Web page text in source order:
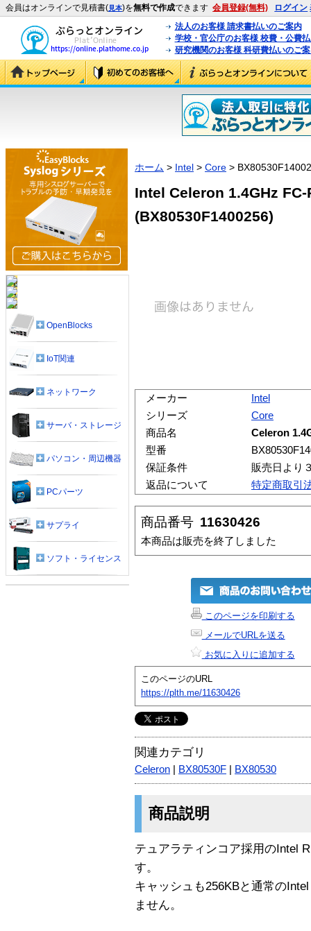
会員はオンラインで見積書(見本)を無料で作成できます 会員登録(無料) ログイン
法人のお客様 請求書払いのご案内
学校・官公庁のお客様 校費・公費
研究機関のお客様 科研費払いのご
ホーム > Intel > Core >
Intel Celeron 1.4GHz FC-
(BX80530F1400256)
メーカー
Intel
シリーズ
Core
商品名
Celeron
型番
保証条件
販売日より
返品について
特定商取引
商品番号 11630426
本商品は販売を終了しました
このページを印刷する
メールでURLを送る
お気に入りに追加する
このページのURL
https://plth.me/11630426
関連カテゴリ
Celeron BX80530F BX80530
商品説明
テュアラティンコア採用のIntel
す。
キャッシュも256KBと通常の
ません。
OpenBlocks
IoT関連
ネットワーク
サーバ・ストレージ
パソコン・周辺機器
PCパーツ
サプライ
ソフト・ライセンス